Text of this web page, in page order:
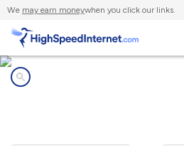
We may earn moneywhen you click our links.